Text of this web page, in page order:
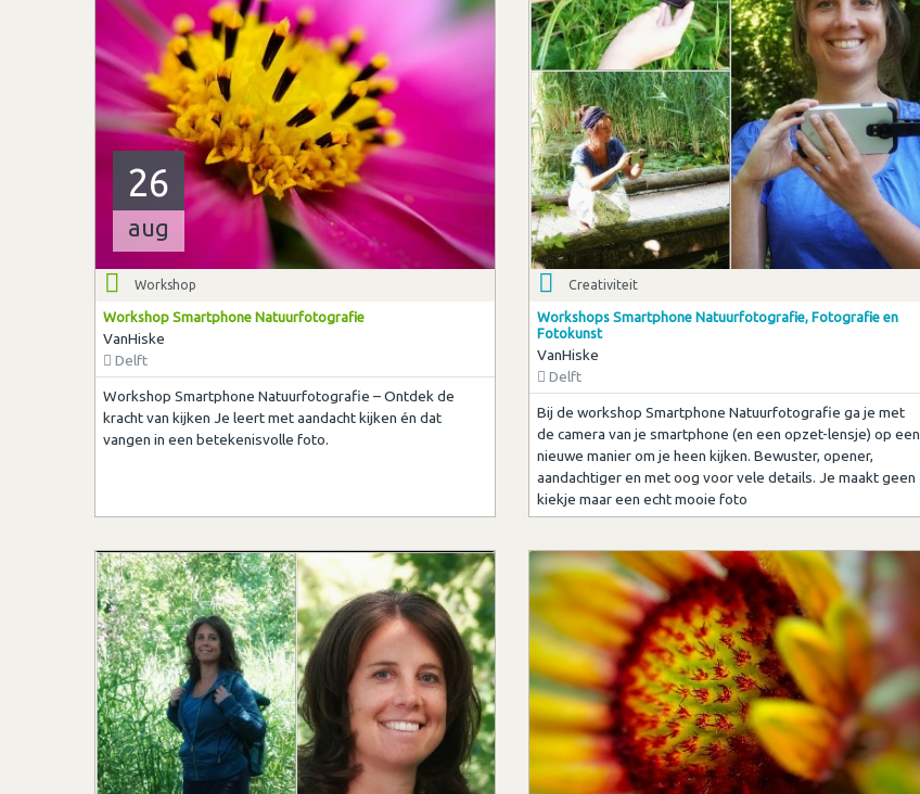
26
aug
Workshop
Workshop Smartphone Natuurfotografie
VanHiske
Delft
Workshop Smartphone Natuurfotografie – Ontdek de
kracht van kijken Je leert met aandacht kijken én dat
vangen in een betekenisvolle foto.
Creativiteit
Workshops Smartphone Natuurfotografie, Fotografie en
Fotokunst
VanHiske
Delft
Bij de workshop Smartphone Natuurfotografie ga je met
de camera van je smartphone (en een opzet-lensje) op een
nieuwe manier om je heen kijken. Bewuster, opener,
aandachtiger en met oog voor vele details. Je maakt geen
kiekje maar een echt mooie foto